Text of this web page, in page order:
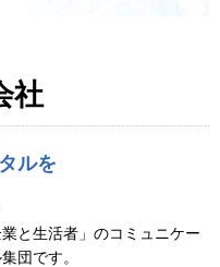
社
ルを
と生活者」のコミュニケー
団です。